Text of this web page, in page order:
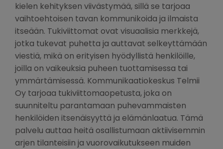
kielen kehityksen viivästymää, sillä se tarjoaa
vaihtoehtoisen tavan kommunikoida ja ilmaista
itseään. Tukiviittomat ovat visuaalisia merkkejä,
jotka tukevat puhetta ja auttavat selkeyttämään
viestiä, mikä on erityisen hyödyllistä henkilöille,
joilla on vaikeuksia puheen tuottamisessa tai
ymmärtämisessä. Kommunikaatiokeskus Telmii
Oy tarjoaa tukiviittomaopetusta, joka on
suunniteltu parantamaan puhevammaisten
henkilöiden itsenäisyyttä ja elämänlaatua. Tämä
palvelu auttaa heitä osallistumaan aktiivisemmin
arjen tilanteisiin ja vuorovaikutukseen muiden